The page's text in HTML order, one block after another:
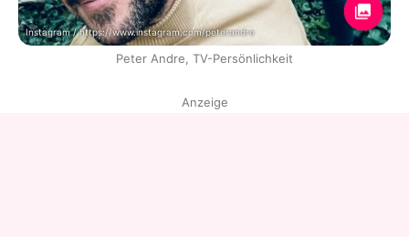
Instagram / https://www.instagram.com/peterandre
Peter Andre, TV-Persönlichkeit
Anzeige